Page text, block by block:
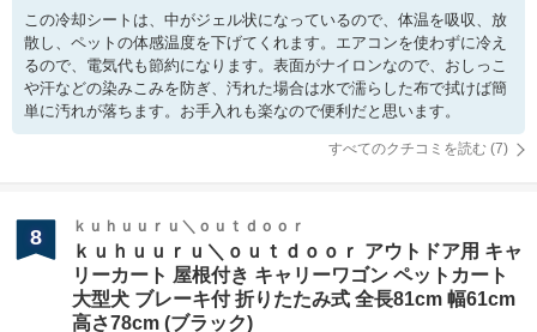
この冷却シートは、中がジェル状になっているので、体温を吸収、放
散し、ペットの体感温度を下げてくれます。エアコンを使わずに冷え
るので、電気代も節約になります。表面がナイロンなので、おしっこ
や汗などの染みこみを防ぎ、汚れた場合は水で濡らした布で拭けば簡
単に汚れが落ちます。お手入れも楽なので便利だと思います。
すべてのクチコミを読む (7)
8 ｋｕｈｕｕｒｕ＼ｏｕｔｄｏｏｒ
ｋｕｈｕｕｒｕ＼ｏｕｔｄｏｏｒ アウトドア用 キャ
リーカート 屋根付き キャリーワゴン ペットカート
大型犬 ブレーキ付 折りたたみ式 全長81cm 幅61cm
高さ78cm (ブラック)